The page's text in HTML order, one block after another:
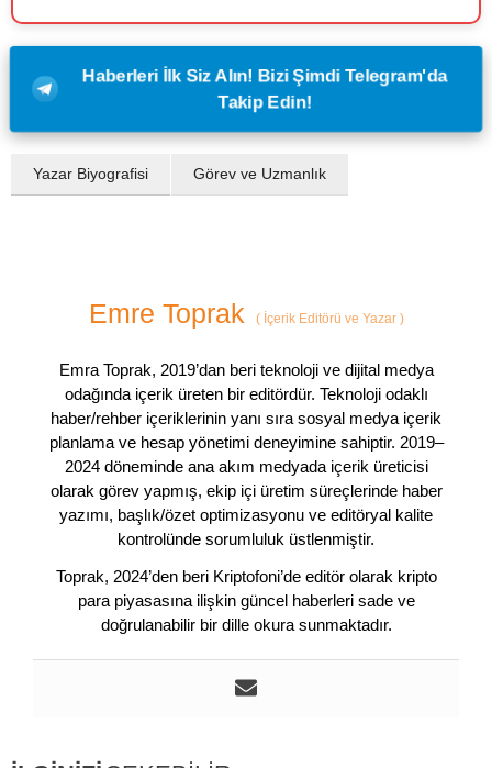
Haberleri İlk Siz Alın! Bizi Şimdi Telegram'da
Takip Edin!
Yazar Biyografisi Görev ve Uzmanlık
Emre Toprak (İçerik Editörü ve Yazar )
Emra Toprak, 2019’dan beri teknoloji ve dijital medya
odağında içerik üreten bir editördür. Teknoloji odaklı
haber/rehber içeriklerinin yanı sıra sosyal medya içerik
planlama ve hesap yönetimi deneyimine sahiptir. 2019–
2024 döneminde ana akım medyada içerik üreticisi
olarak görev yapmış, ekip içi üretim süreçlerinde haber
yazımı, başlık/özet optimizasyonu ve editöryal kalite
kontrolünde sorumluluk üstlenmiştir.
Toprak, 2024’den beri Kriptofoni’de editör olarak kripto
para piyasasına ilişkin güncel haberleri sade ve
doğrulanabilir bir dille okura sunmaktadır.